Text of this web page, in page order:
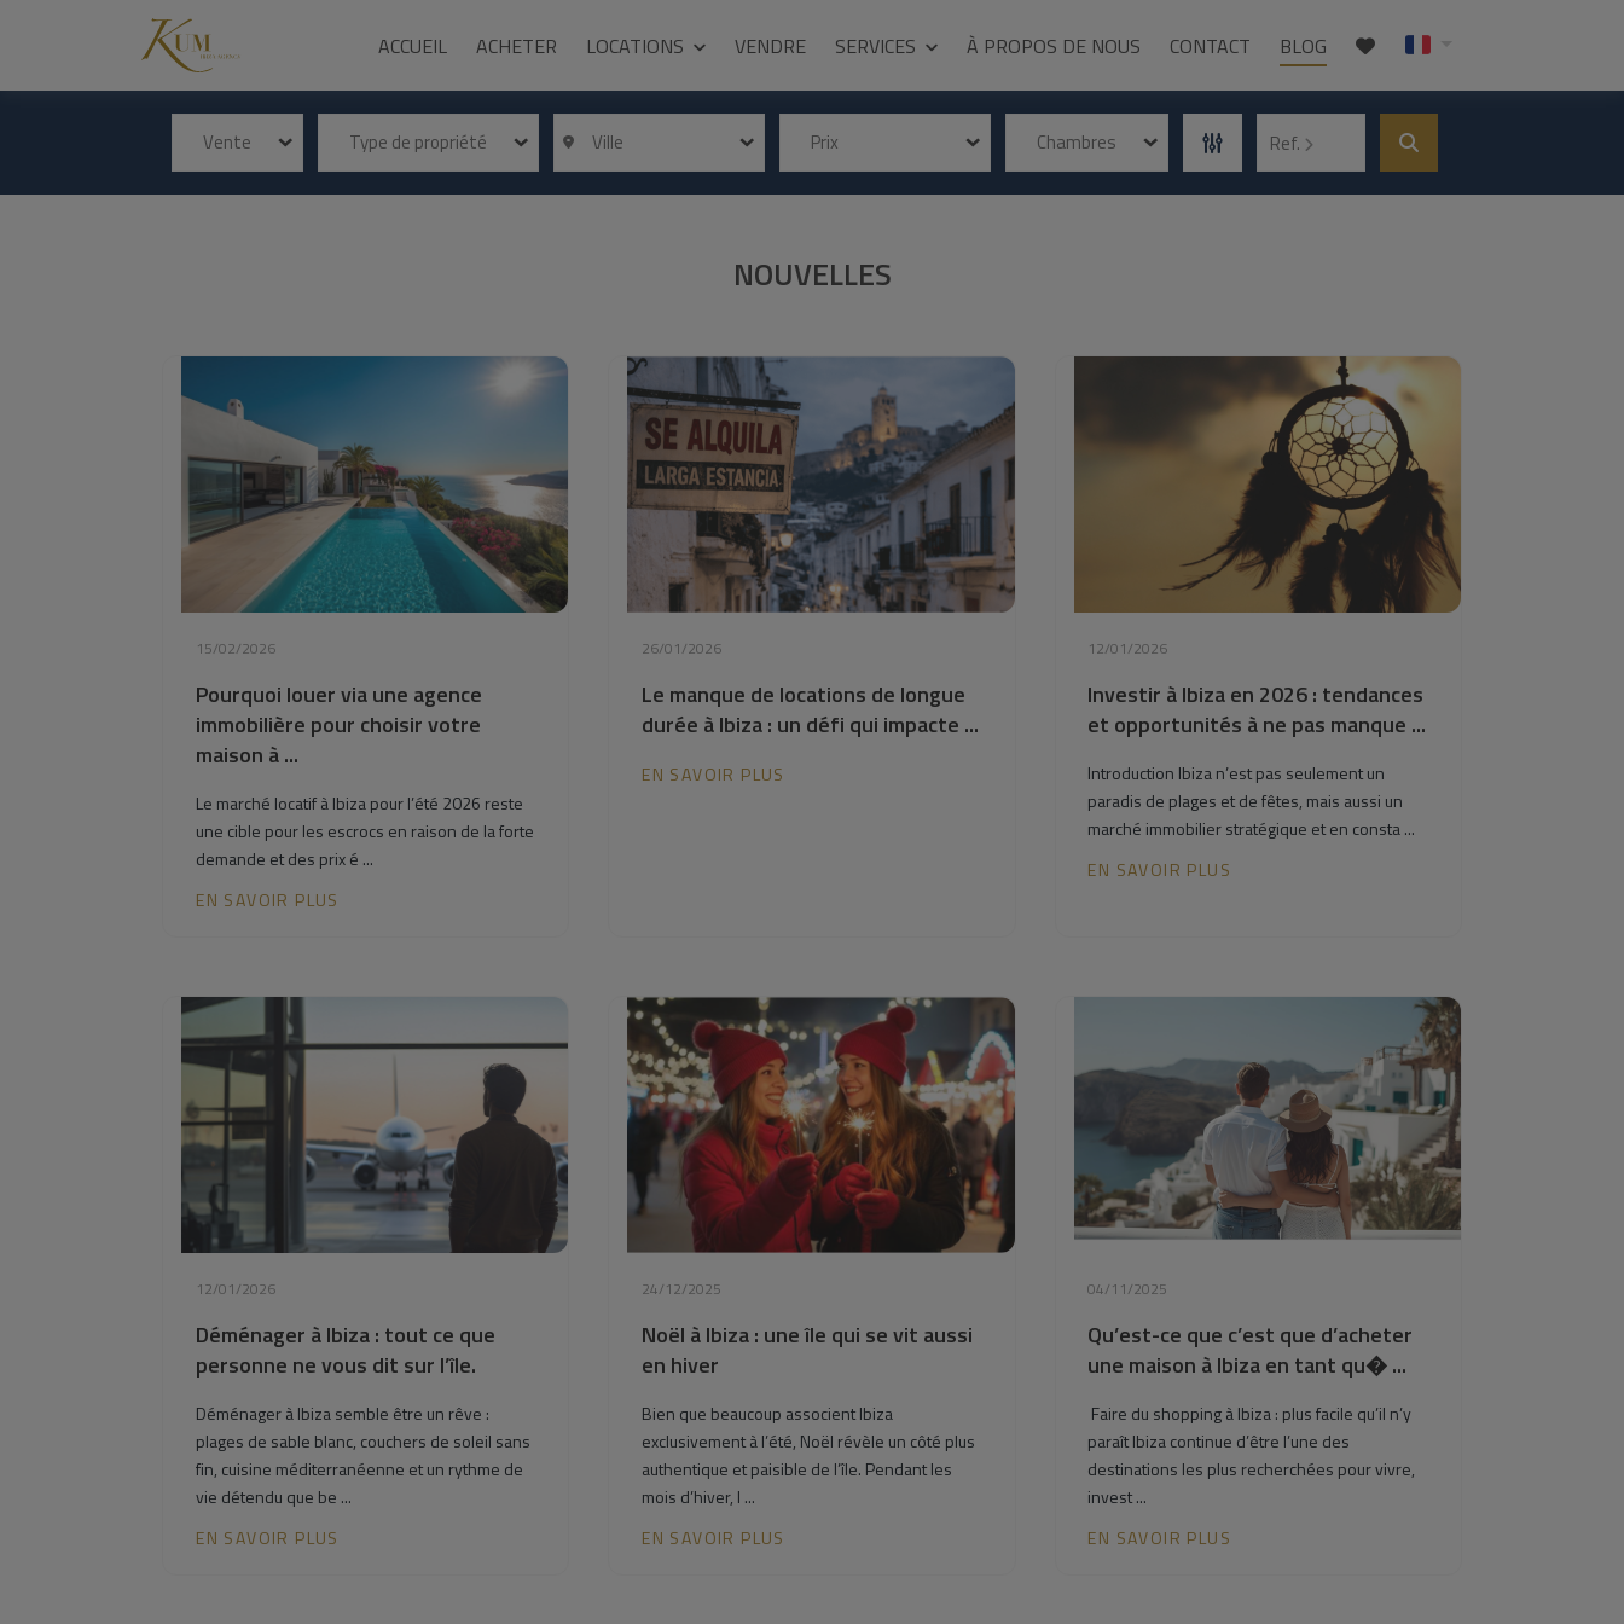
ACCUEIL ACHETER LOCATIONS VENDRE SERVICES À PROPOS DE NOUS CONTACT BLOG
Vente Type de propriété Ville Prix Chambres Ref.
NOUVELLES
15/02/2026
Pourquoi louer via une agence
immobilière pour choisir votre
maison à ...
Le marché locatif à Ibiza pour l’été 2026 reste
une cible pour les escrocs en raison de la forte
demande et des prix é ...
EN SAVOIR PLUS
26/01/2026
Le manque de locations de longue
durée à Ibiza : un défi qui impacte ...
EN SAVOIR PLUS
12/01/2026
Investir à Ibiza en 2026 : tendances
et opportunités à ne pas manque ...
Introduction Ibiza n’est pas seulement un
paradis de plages et de fêtes, mais aussi un
marché immobilier stratégique et en consta ...
EN SAVOIR PLUS
12/01/2026
Déménager à Ibiza : tout ce que
personne ne vous dit sur l’île.
Déménager à Ibiza semble être un rêve :
plages de sable blanc, couchers de soleil sans
fin, cuisine méditerranéenne et un rythme de
vie détendu que be ...
EN SAVOIR PLUS
24/12/2025
Noël à Ibiza : une île qui se vit aussi
en hiver
Bien que beaucoup associent Ibiza
exclusivement à l’été, Noël révèle un côté plus
authentique et paisible de l’île. Pendant les
mois d’hiver, I ...
EN SAVOIR PLUS
04/11/2025
Qu’est-ce que c’est que d’acheter
une maison à Ibiza en tant qu� ...
Faire du shopping à Ibiza : plus facile qu’il n’y
paraît Ibiza continue d’être l’une des
destinations les plus recherchées pour vivre,
invest ...
EN SAVOIR PLUS